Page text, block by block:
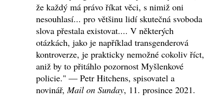
že každý má právo říkat věci, s nimiž oni
nesouhlasí... pro většinu lidí skutečná svoboda
slova přestala existovat.... V některých
otázkách, jako je například transgenderová
kontroverze, je prakticky nemožné cokoliv říct,
aniž by to přitáhlo pozornost Myšlenkové
policie." — Petr Hitchens, spisovatel a
novinář,Mail on Sunday, 11. prosince 2021.